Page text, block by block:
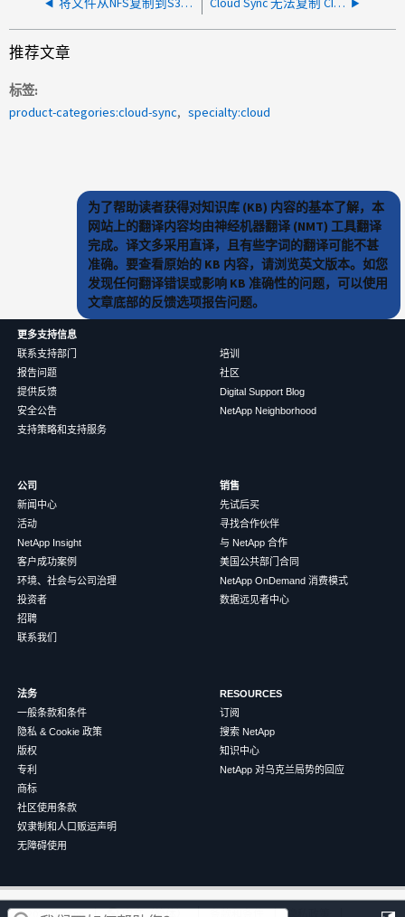
将文件从NFS复制到S3时、Cloud Sync 失败、并出现多个错误 Cloud Sync 无法复制 CIFS 长名称后缀为空格（ " " ）和 / 或点（ "." ）的文件
这篇文章对您有帮助吗？
推荐文章
标签
product-categories:cloud-sync
specialty:cloud
为了帮助读者获得对知识库 (KB) 内容的基本了解，本
网站上的翻译内容均由神经机器翻译 (NMT) 工具翻译
完成。译文多采用直译，且有些字词的翻译可能不甚
准确。要查看原始的 KB 内容，请浏览英文版本。如您
发现任何翻译错误或影响 KB 准确性的问题，可以使用
文章底部的反馈选项报告问题。
更多支持信息
联系支持部门
报告问题
提供反馈
安全公告
支持策略和支持服务
培训
社区
Digital Support Blog
NetApp Neighborhood
公司
新闻中心
活动
NetApp Insight
客户成功案例
环境、社会与公司治理
投资者
招聘
联系我们
销售
先试后买
寻找合作伙伴
与 NetApp 合作
美国公共部门合同
NetApp OnDemand 消费模式
数据远见者中心
法务
一般条款和条件
隐私 & Cookie 政策
版权
专利
商标
社区使用条款
奴隶制和人口贩运声明
无障碍使用
RESOURCES
订阅
搜索 NetApp
知识中心
NetApp 对乌克兰局势的回应
©2026NetApp 中文（简体） 条款和条件 隐私政策